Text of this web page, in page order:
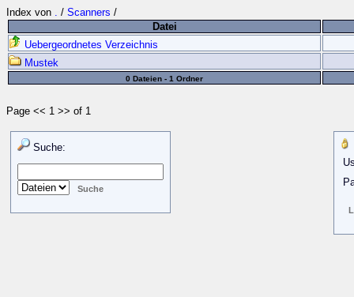
Index von . / Scanners /
Datei
Uebergeordnetes Verzeichnis
Mustek
0 Dateien - 1 Ordner
Page << 1 >> of 1
Suche: